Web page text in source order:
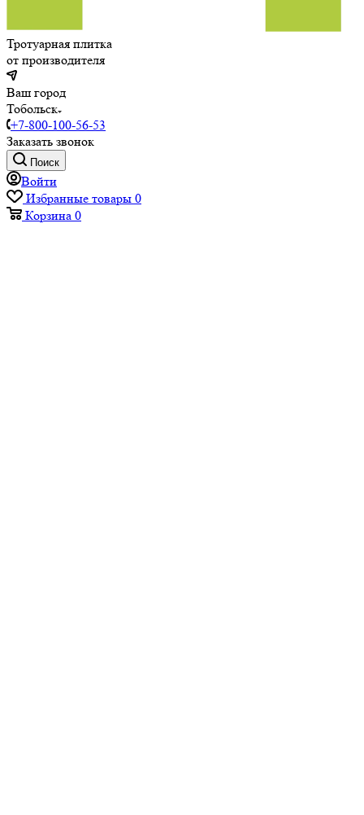
Тротуарная плитка
от производителя
Ваш город
Тобольск
+7-800-100-56-53
Заказать звонок
Поиск
Войти
Избранные товары 0
Корзина 0